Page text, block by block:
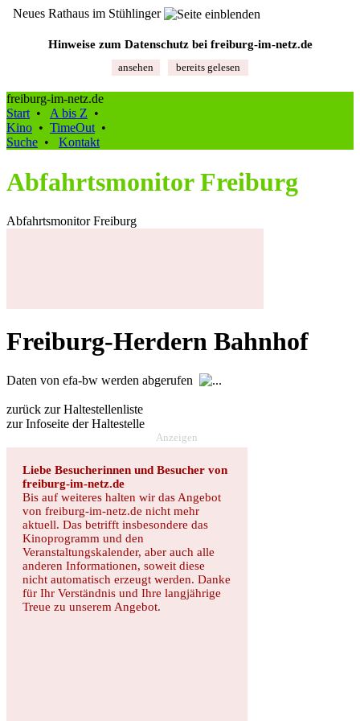
Neues Rathaus im Stühlinger
Hinweise zum Datenschutz bei freiburg‑im‑netz.de
ansehen bereits gelesen
freiburg-im-netz.de
Start • A bis Z •
Kino • TimeOut •
Suche • Kontakt
Abfahrtsmonitor Freiburg
Abfahrtsmonitor Freiburg
Freiburg-Herdern Bahnhof
Daten von efa-bw werden abgerufen
zurück zur Haltestellenliste
zur Infoseite der Haltestelle
Anzeigen
Liebe Besucherinnen und Besucher von
freiburg-im-netz.de
Bis auf weiteres halten wir das Angebot
von freiburg-im-netz.de nicht mehr
aktuell. Das betrifft insbesondere das
Kinoprogramm und den
Veranstaltungskalender, aber auch alle
anderen Informationen, soweit diese
nicht automatisch erzeugt werden. Danke
für Ihr Verständnis und Ihre langjährige
Treue zu unserem Angebot.